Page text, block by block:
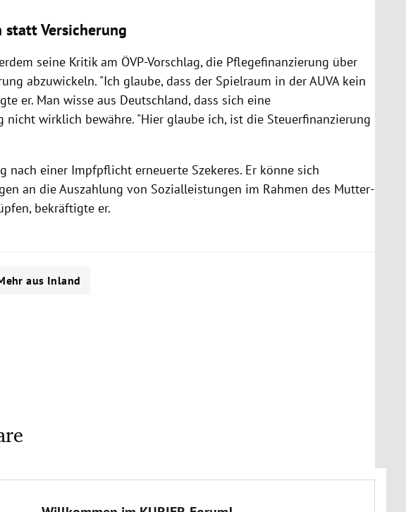
statt Versicherung
seine Kritik am ÖVP-Vorschlag, die Pflegefinanzierung über
abzuwickeln. "Ich glaube, dass der Spielraum in der AUVA kein
er. Man wisse aus Deutschland, dass sich eine
nicht wirklich bewähre. "Hier glaube ich, ist die Steuerfinanzierung
nach einer Impfpflicht erneuerte Szekeres. Er könne sich
an die Auszahlung von Sozialleistungen im Rahmen des Mutter-
bekräftigte er.
aus Inland